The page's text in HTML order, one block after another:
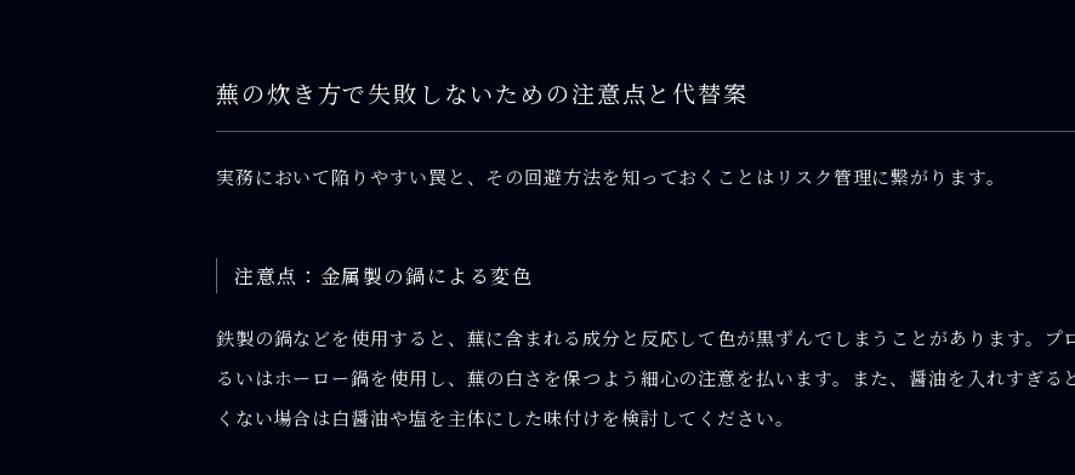
蕪の炊き方で失敗しないための注意点と代替案
実務において陥りやすい罠と、その回避方法を知っておくことはリスク管理に繋がります。
注意点：金属製の鍋による変色
鉄製の鍋などを使用すると、蕪に含まれる成分と反応して色が黒ずんでしまうことがあります。プ
るいはホーロー鍋を使用し、蕪の白さを保つよう細心の注意を払います。また、醤油を入れすぎる
くない場合は白醤油や塩を主体にした味付けを検討してください。